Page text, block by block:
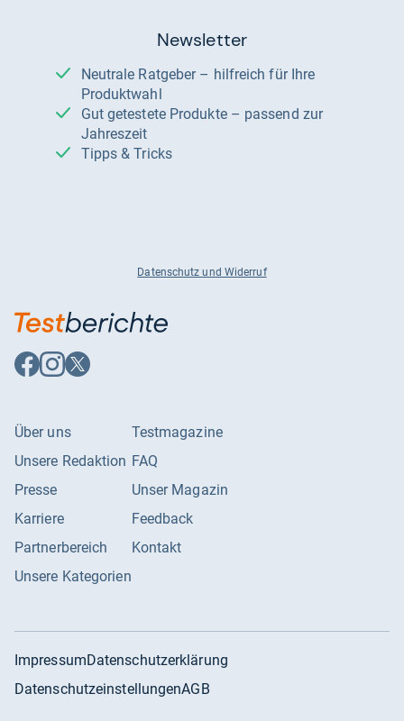
Newsletter
Neutrale Ratgeber – hilfreich für Ihre
Produktwahl
Gut getestete Produkte – passend zur
Jahreszeit
Tipps & Tricks
Datenschutz und Widerruf
Auf
Facebook
Auf
Instagram
Auf
X
Über uns
Unsere Redaktion
Presse
Karriere
Partnerbereich
Unsere Kategorien
Testmagazine
FAQ
Unser Magazin
Feedback
Kontakt
ImpressumDatenschutzerklärung
DatenschutzeinstellungenAGB